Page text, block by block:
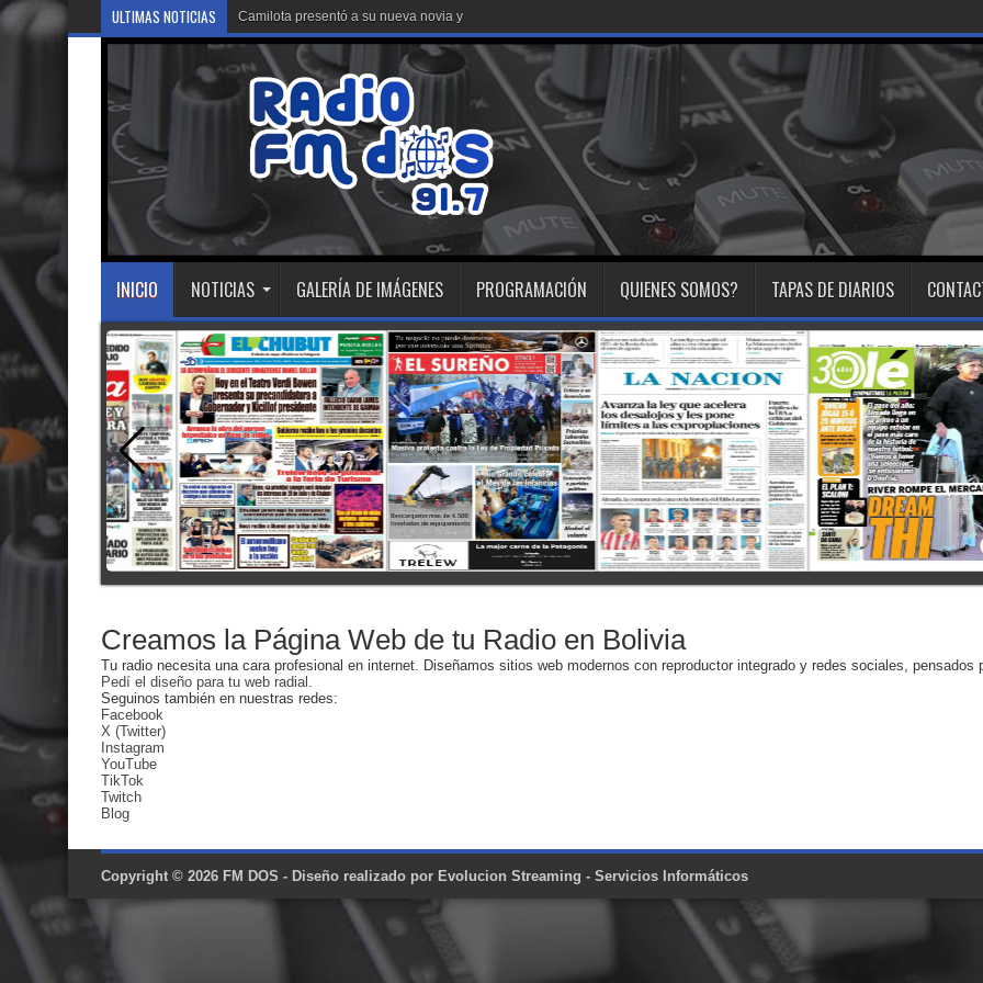
ULTIMAS NOTICIAS Camilota presentó a su nueva novia y contó su histori
INICIO NOTICIAS GALERÍA DE IMÁGENES PROGRAMACIÓN QUIENES SOMOS? TAPAS DE DIARIOS
Creamos la Página Web de tu Radio en Bolivia
Tu radio necesita una cara profesional en internet. Diseñamos sitios web modernos con reproductor integrado y redes sociales, pensados
Pedí el diseño para tu web radial.
Seguinos también en nuestras redes:
Facebook
X (Twitter)
Instagram
YouTube
TikTok
Twitch
Blog
Copyright © 2026 FM DOS - Diseño realizado por Evolucion Streaming - Servicios Informáticos